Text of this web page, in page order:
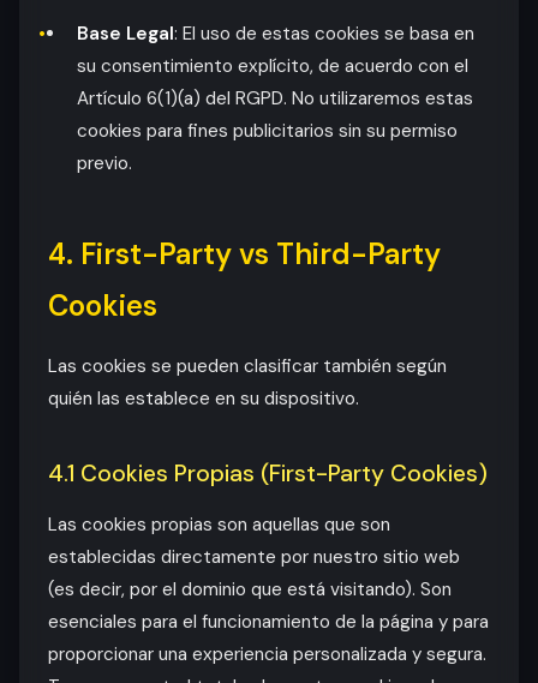
Base Legal: El uso de estas cookies se basa en
su consentimiento explícito, de acuerdo con el
Artículo 6(1)(a) del RGPD. No utilizaremos estas
cookies para fines publicitarios sin su permiso
previo.
4. First-Party vs Third-Party
Cookies
Las cookies se pueden clasificar también según
quién las establece en su dispositivo.
4.1 Cookies Propias (First-Party Cookies)
Las cookies propias son aquellas que son
establecidas directamente por nuestro sitio web
(es decir, por el dominio que está visitando). Son
esenciales para el funcionamiento de la página y para
proporcionar una experiencia personalizada y segura.